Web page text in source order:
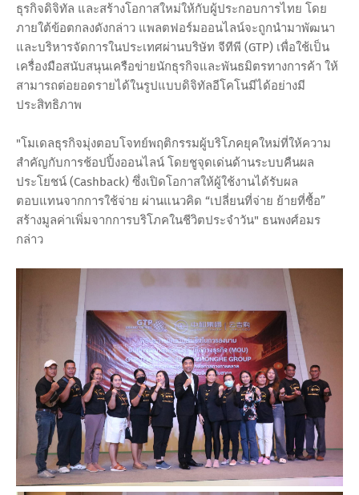
ธุรกิจดิจิทัล และสร้างโอกาสใหม่ให้กับผู้ประกอบการไทย โดย
ภายใต้ข้อตกลงดังกล่าว แพลตฟอร์มออนไลน์จะถูกนำมาพัฒนา
และบริหารจัดการในประเทศผ่านบริษัท จีทีพี (GTP) เพื่อใช้เป็น
เครื่องมือสนับสนุนเครือข่ายนักธุรกิจและพันธมิตรทางการค้า ให้
สามารถต่อยอดรายได้ในรูปแบบดิจิทัลอีโคโนมีได้อย่างมี
ประสิทธิภาพ
"โมเดลธุรกิจมุ่งตอบโจทย์พฤติกรรมผู้บริโภคยุคใหม่ที่ให้ความ
สำคัญกับการช้อปปิ้งออนไลน์ โดยชูจุดเด่นด้านระบบคืนผล
ประโยชน์ (Cashback) ซึ่งเปิดโอกาสให้ผู้ใช้งานได้รับผล
ตอบแทนจากการใช้จ่าย ผ่านแนวคิด “เปลี่ยนที่จ่าย ย้ายที่ซื้อ”
สร้างมูลค่าเพิ่มจากการบริโภคในชีวิตประจำวัน" ธนพงศ์อมร
กล่าว